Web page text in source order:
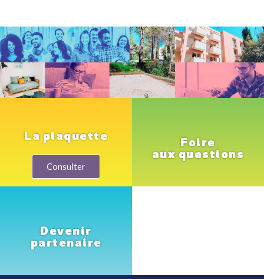
La plaquette
Consulter
Foire
aux questions
Devenir
partenaire